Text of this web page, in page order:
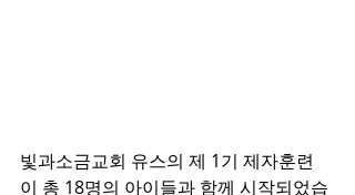
빛과소금교회 유스의 제 1기 제자훈련
이 총 18명의 아이들과 함께 시작되었습